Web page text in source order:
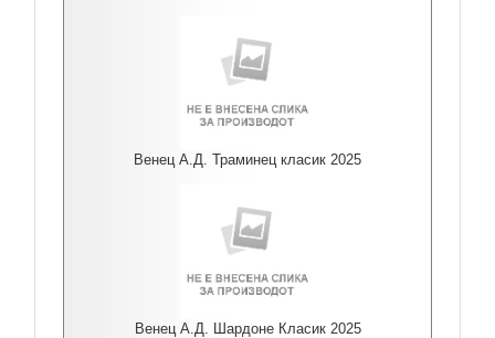
Венец А.Д. Траминец класик 2025
Венец А.Д. Шардоне Класик 2025